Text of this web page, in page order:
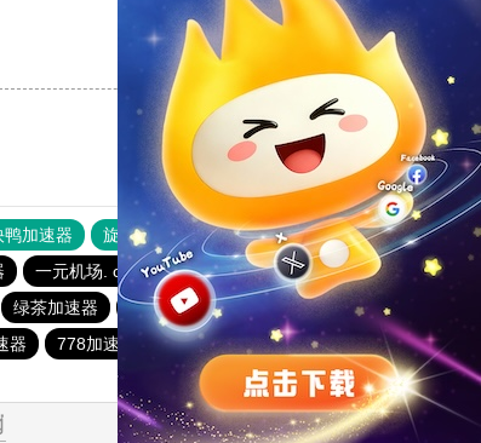
反对[0]
鸭加速器 旋风加速度器 外网网址导航
软件中心
一元机场. com 爬墙专用加速器
安易加速器
绿茶加速器 免费加速器永久免费版
银河加速器
器 778加速器
免费加速器永久免费版